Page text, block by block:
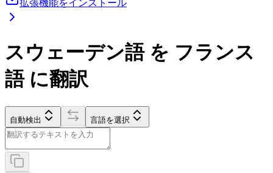
拡張機能をインストール
スウェーデン語 を フランス
語 に翻訳
自動検出 言語を選択